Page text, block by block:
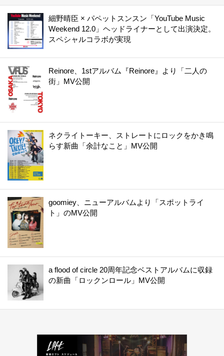
細野晴臣 × パペットスンスン「YouTube Music
Weekend 12.0」ヘッドライナーとして出演決定。
スペシャルコラボが実現
Reinore、1stアルバム『Reinore』より「二人の
街」MV公開
ネクライトーキー、ストレートにロックをかき鳴
らす新曲「余計なこと」MV公開
goomiey、ニューアルバムより「スポットライ
ト」のMV公開
a flood of circle 20周年記念ベストアルバムに収録
の新曲「ロックンロール」MV公開